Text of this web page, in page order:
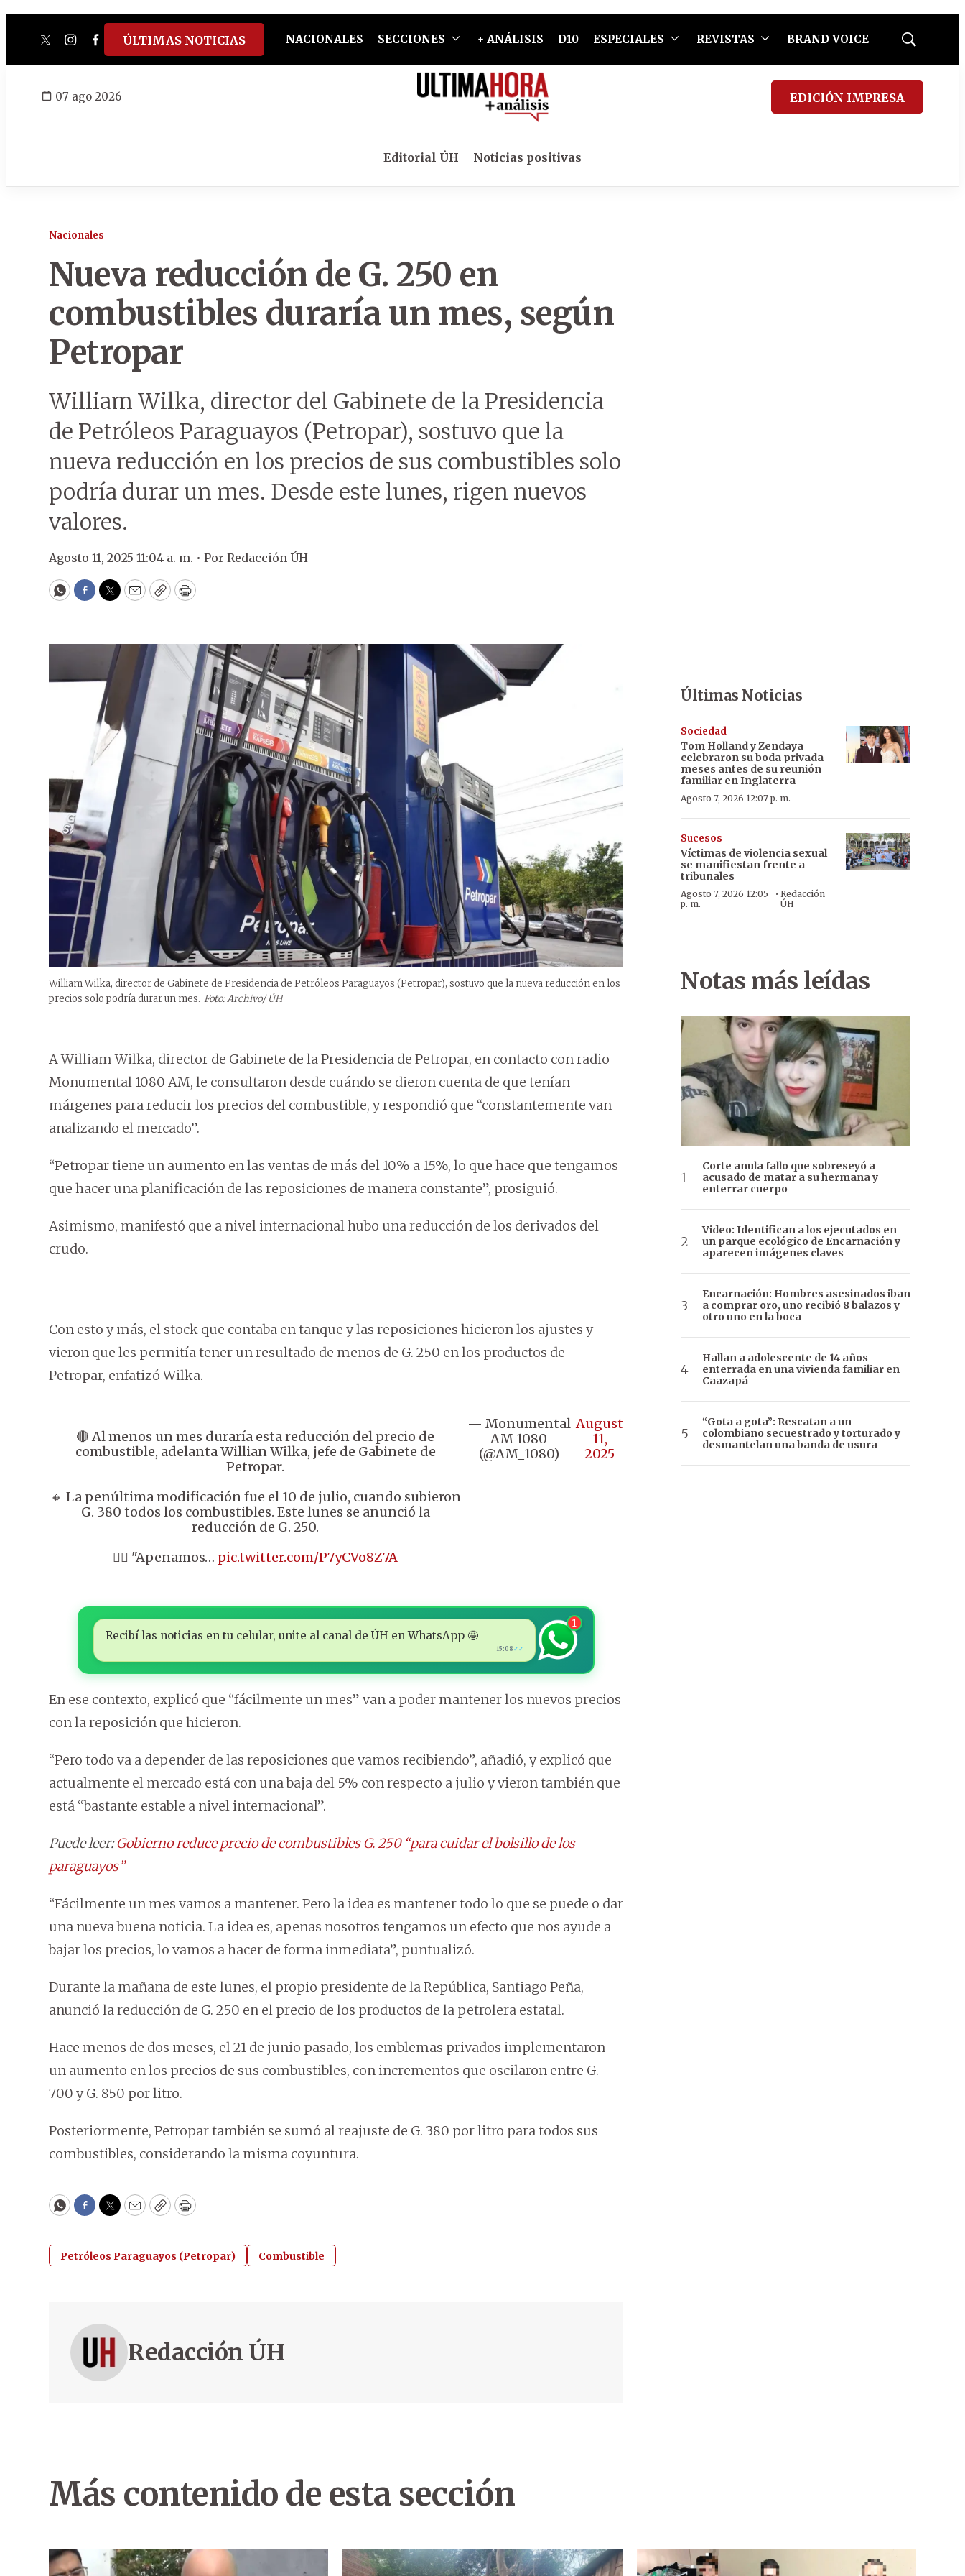
twitterinstagram
facebook
tiktokyoutube
spotify
ÚLTIMAS NOTICIAS NACIONALES SECCIONES + ANÁLISIS D10 ESPECIALES REVISTAS BRAND VOICE
Mostrar
07 ago 2026 EDICIÓN IMPRESA
Editorial ÚH Noticias positivas
Nacionales
Nueva reducción de G. 250 en
combustibles duraría un mes, según
Petropar
William Wilka, director del Gabinete de la Presidencia
de Petróleos Paraguayos (Petropar), sostuvo que la
nueva reducción en los precios de sus combustibles solo
podría durar un mes. Desde este lunes, rigen nuevos
valores.
Agosto 11, 2025 11:04 a. m. • Por Redacción ÚH
WhatsApp
Facebook
Twitter
EmailCopyPrint
William Wilka, director de Gabinete de Presidencia de Petróleos Paraguayos (Petropar), sostuvo que la nueva reducción en los
precios solo podría durar un mes. Foto: Archivo/ ÚH
A William Wilka, director de Gabinete de la Presidencia de Petropar, en contacto con radio
Monumental 1080 AM, le consultaron desde cuándo se dieron cuenta de que tenían
márgenes para reducir los precios del combustible, y respondió que “constantemente van
analizando el mercado”.
“Petropar tiene un aumento en las ventas de más del 10% a 15%, lo que hace que tengamos
que hacer una planificación de las reposiciones de manera constante”, prosiguió.
Asimismo, manifestó que a nivel internacional hubo una reducción de los derivados del
crudo.
Con esto y más, el stock que contaba en tanque y las reposiciones hicieron los ajustes y
vieron que les permitía tener un resultado de menos de G. 250 en los productos de
Petropar, enfatizó Wilka.
🔴 Al menos un mes duraría esta reducción del precio de
combustible, adelanta Willian Wilka, jefe de Gabinete de
Petropar.
🔸 La penúltima modificación fue el 10 de julio, cuando subieron
G. 380 todos los combustibles. Este lunes se anunció la
reducción de G. 250.
👉🏼 "Apenamos… pic.twitter.com/P7yCVo8Z7A
— Monumental
AM 1080
(@AM_1080)
August
11,
2025
Recibí las noticias en tu celular, unite al canal de ÚH en WhatsApp 🤩
15:08 ✓✓
1
En ese contexto, explicó que “fácilmente un mes” van a poder mantener los nuevos precios
con la reposición que hicieron.
“Pero todo va a depender de las reposiciones que vamos recibiendo”, añadió, y explicó que
actualmente el mercado está con una baja del 5% con respecto a julio y vieron también que
está “bastante estable a nivel internacional”.
Puede leer:Gobierno reduce precio de combustibles G. 250 “para cuidar el bolsillo de los
paraguayos”
“Fácilmente un mes vamos a mantener. Pero la idea es mantener todo lo que se puede o dar
una nueva buena noticia. La idea es, apenas nosotros tengamos un efecto que nos ayude a
bajar los precios, lo vamos a hacer de forma inmediata”, puntualizó.
Durante la mañana de este lunes, el propio presidente de la República, Santiago Peña,
anunció la reducción de G. 250 en el precio de los productos de la petrolera estatal.
Hace menos de dos meses, el 21 de junio pasado, los emblemas privados implementaron
un aumento en los precios de sus combustibles, con incrementos que oscilaron entre G.
700 y G. 850 por litro.
Posteriormente, Petropar también se sumó al reajuste de G. 380 por litro para todos sus
combustibles, considerando la misma coyuntura.
WhatsApp
Facebook
Twitter
EmailCopyPrint
Petróleos Paraguayos (Petropar) Combustible
Redacción ÚH
Últimas Noticias
Sociedad
Tom Holland y Zendaya
celebraron su boda privada
meses antes de su reunión
familiar en Inglaterra
Agosto 7, 2026 12:07 p. m.
Sucesos
Víctimas de violencia sexual
se manifiestan frente a
tribunales
Agosto 7, 2026 12:05
p. m.
·Redacción
ÚH
Notas más leídas
Corte anula fallo que sobreseyó a
acusado de matar a su hermana y
enterrar cuerpo
Video: Identifican a los ejecutados en
un parque ecológico de Encarnación y
aparecen imágenes claves
Encarnación: Hombres asesinados iban
a comprar oro, uno recibió 8 balazos y
otro uno en la boca
Hallan a adolescente de 14 años
enterrada en una vivienda familiar en
Caazapá
“Gota a gota”: Rescatan a un
colombiano secuestrado y torturado y
desmantelan una banda de usura
Más contenido de esta sección